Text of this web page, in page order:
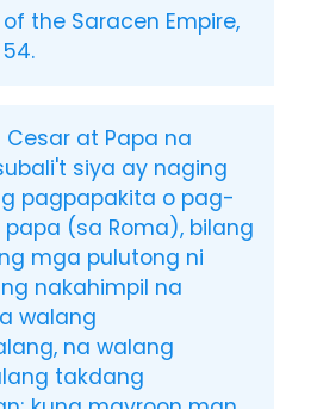
the Saracen Empire,
at Papa na
siya ay naging
pagpapakita o pag-
(sa Roma), bilang
mga pulutong ni
nakahimpil na
walang
na walang
takdang